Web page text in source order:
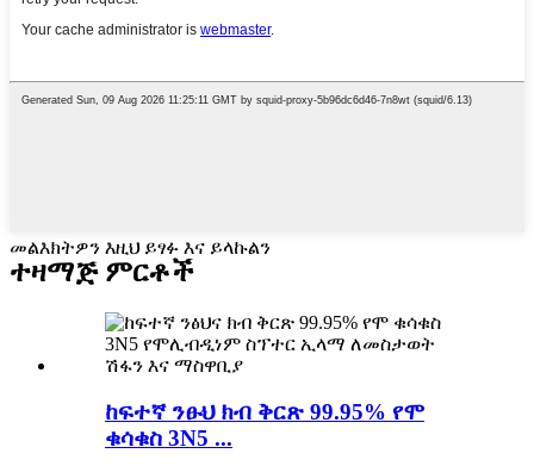
መልእክትዎን እዚህ ይፃፉ እና ይላኩልን
ተዛማጅ ምርቶች
ከፍተኛ ንፁህ ክብ ቅርጽ 99.95% የሞ
ቁሳቁስ 3N5 ...